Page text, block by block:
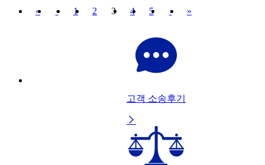
« ‹ 1 2 3 4 5 › »
고객 소송후기
